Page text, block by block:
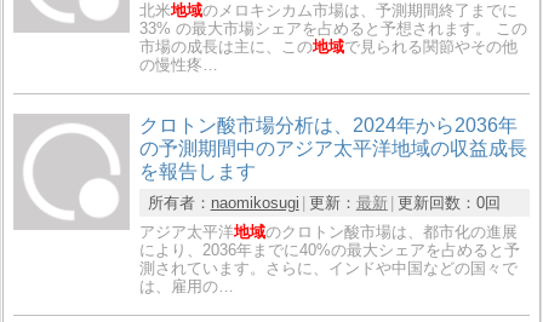
北米地域のメロキシカム市場は、予測期間終了までに
33% の最大市場シェアを占めると予想されます。 この
市場の成長は主に、この地域で見られる関節やその他
の慢性疼…
クロトン酸市場分析は、2024年から2036年
の予測期間中のアジア太平洋地域の収益成長
を報告します
所有者： naomikosugi 更新： 最新 更新回数： 0回
アジア太平洋地域のクロトン酸市場は、都市化の進展
により、2036年までに40%の最大シェアを占めると予
測されています。さらに、インドや中国などの国々で
は、雇用の…